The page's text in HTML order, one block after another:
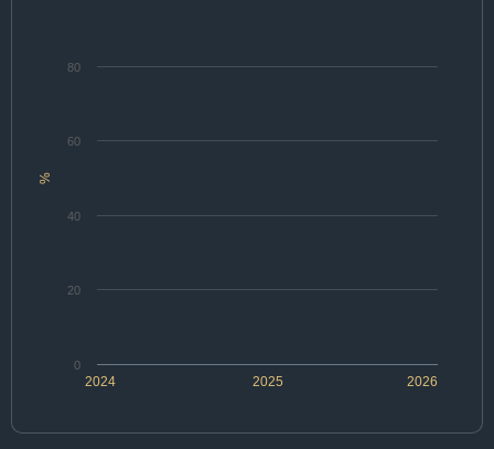
%
2024 2025 2026
0
20
40
60
80